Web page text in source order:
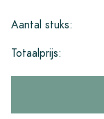
Aantal stuks:
Totaalprijs: